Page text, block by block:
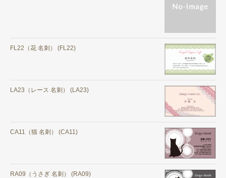
FL22（花 名刺） (FL22)
LA23（レース 名刺） (LA23)
CA11（猫 名刺） (CA11)
RA09（うさぎ 名刺） (RA09)